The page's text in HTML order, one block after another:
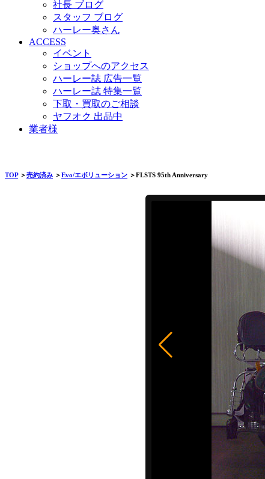
社長 ブログ
スタッフ ブログ
ハーレー奥さん
ACCESS
イベント
ショップへのアクセス
ハーレー誌 広告一覧
ハーレー誌 特集一覧
下取・買取のご相談
ヤフオク 出品中
業者様
TOP＞売約済み ＞Evo/エボリューション ＞FLSTS 95th Anniversary